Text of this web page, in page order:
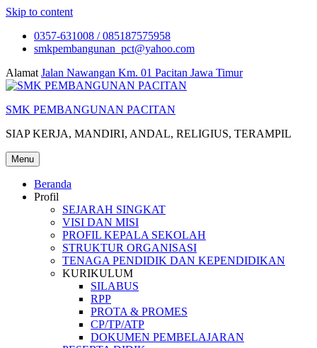
Skip to content
0357-631008 / 085187575958
smkpembangunan_pct@yahoo.com
Alamat Jalan Nawangan Km. 01 Pacitan Jawa Timur
SMK PEMBANGUNAN PACITAN
SIAP KERJA, MANDIRI, ANDAL, RELIGIUS, TERAMPIL
Menu
Beranda
Profil
SEJARAH SINGKAT
VISI DAN MISI
PROFIL KEPALA SEKOLAH
STRUKTUR ORGANISASI
TENAGA PENDIDIK DAN KEPENDIDIKAN
KURIKULUM
SILABUS
RPP
PROTA & PROMES
CP/TP/ATP
DOKUMEN PEMBELAJARAN